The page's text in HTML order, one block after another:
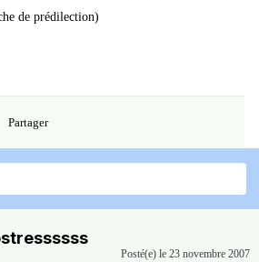
de prédilection)
Partager
Posté(e) le 23 novembre 2007